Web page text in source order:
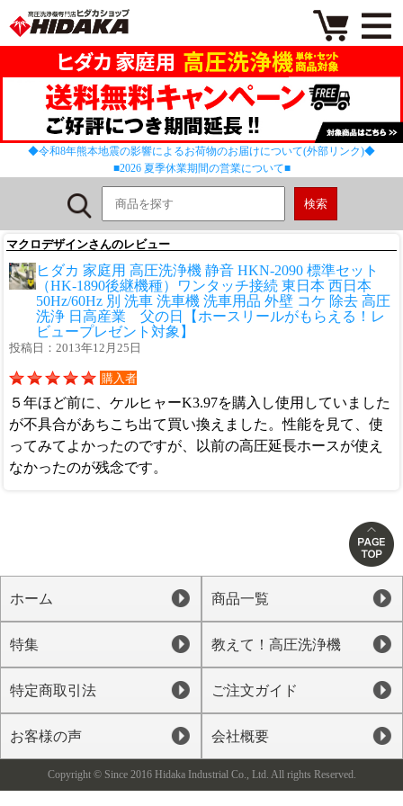
◆令和8年熊本地震の影響によるお荷物のお届けについて(外部リンク)◆
■2026 夏季休業期間の営業について■
マクロデザインさんのレビュー
ヒダカ 家庭用 高圧洗浄機 静音 HKN-2090 標準セット
（HK-1890後継機種）ワンタッチ接続 東日本 西日本
50Hz/60Hz 別 洗車 洗車機 洗車用品 外壁 コケ 除去 高圧
洗浄 日高産業 父の日【ホースリールがもらえる！レ
ビュープレゼント対象】
投稿日：2013年12月25日
購入者
５年ほど前に、ケルヒャーK3.97を購入し使用していました
が不具合があちこち出て買い換えました。性能を見て、使
ってみてよかったのですが、以前の高圧延長ホースが使え
なかったのが残念です。
ホーム 商品一覧
特集 教えて！高圧洗浄機
特定商取引法 ご注文ガイド
お客様の声 会社概要
Copyright © Since 2016 Hidaka Industrial Co., Ltd. All rights Reserved.